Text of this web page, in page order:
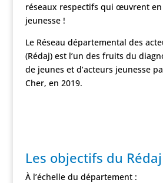
réseaux respectifs qui œuvrent
jeunesse !
Le Réseau départemental des
(Rédaj) est l’un des fruits du
de jeunes et d’acteurs jeunesse
Cher, en 2019.
Les objectifs du Rédaj
À l’échelle du département :